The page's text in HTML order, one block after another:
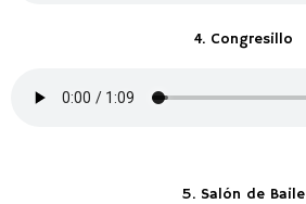
4. Congresillo
5. Salón de Baile